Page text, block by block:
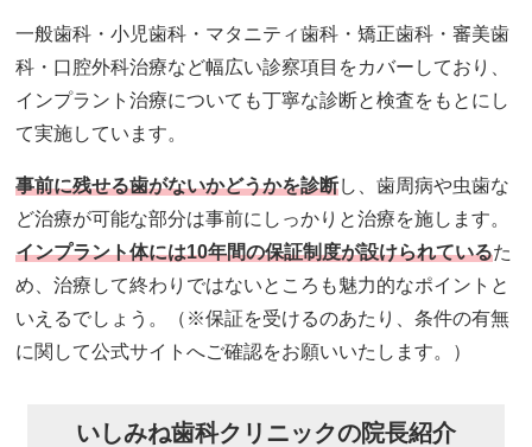
一般歯科・小児歯科・マタニティ歯科・矯正歯科・審美歯
科・口腔外科治療など幅広い診察項目をカバーしており、
インプラント治療についても丁寧な診断と検査をもとにし
て実施しています。
事前に残せる歯がないかどうかを診断し、歯周病や虫歯な
ど治療が可能な部分は事前にしっかりと治療を施します。
インプラント体には10年間の保証制度が設けられているた
め、治療して終わりではないところも魅力的なポイントと
いえるでしょう。（※保証を受けるのあたり、条件の有無
に関して公式サイトへご確認をお願いいたします。）
いしみね歯科クリニックの院長紹介